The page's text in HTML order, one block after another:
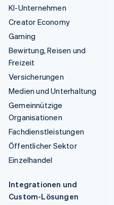
KI-Unternehmen
Creator Economy
Gaming
Bewirtung, Reisen und
Freizeit
Versicherungen
Medien und Unterhaltung
Gemeinnützige
Organisationen
Fachdienstleistungen
Öffentlicher Sektor
Einzelhandel
Integrationen und
Custom-Lösungen